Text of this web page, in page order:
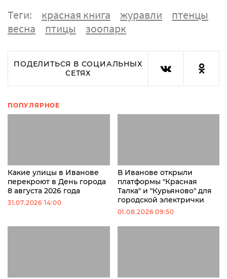
Теги: красная книга журавли
птенцы
весна
птицы зоопарк
ПОДЕЛИТЬСЯ В СОЦИАЛЬНЫХ
СЕТЯХ
ПОПУЛЯРНОЕ
Какие улицы в Иванове
перекроют в День города
8 августа 2026 года
31.07.2026 14:00
В Иванове открыли
платформы "Красная
Талка" и "Курьяново" для
городской электрички
01.08.2026 09:50